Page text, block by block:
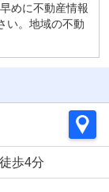
めに不動産情報
い。地域の不動
歩4分